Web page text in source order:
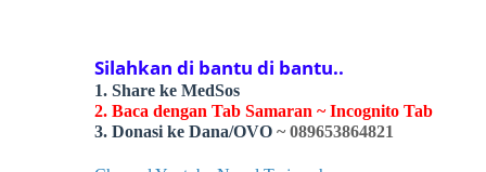
Silahkan di bantu di bantu..
1. Share ke MedSos
2. Baca dengan Tab Samaran ~ Incognito Tab
3. Donasi ke Dana/OVO ~ 089653864821